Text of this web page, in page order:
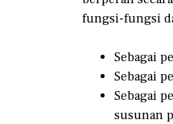
fungsi-fungsi
Sebagai
Sebagai
Sebagai
susunan